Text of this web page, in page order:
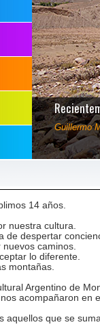
Guillermo
14 años.
nuestra cultura.
de despertar
caminos.
lo diferente.
montañas.
Argentino de
acompañaron en
aquellos que se